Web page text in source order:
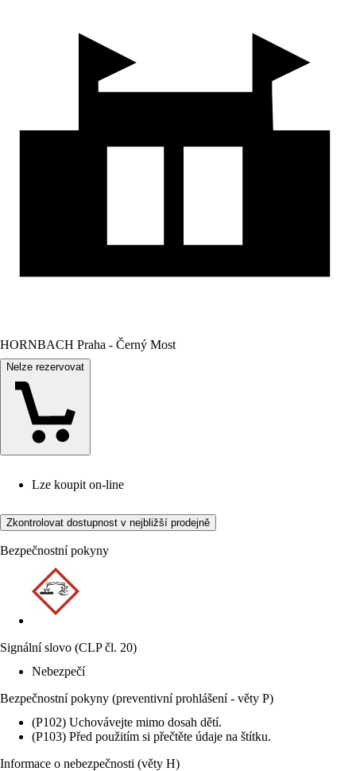
HORNBACH Praha - Černý Most
Nelze rezervovat
Lze koupit on-line
Zkontrolovat dostupnost v nejbližší prodejně
Bezpečnostní pokyny
Signální slovo (CLP čl. 20)
Nebezpečí
Bezpečnostní pokyny (preventivní prohlášení - věty P)
(P102) Uchovávejte mimo dosah dětí.
(P103) Před použitím si přečtěte údaje na štítku.
Informace o nebezpečnosti (věty H)